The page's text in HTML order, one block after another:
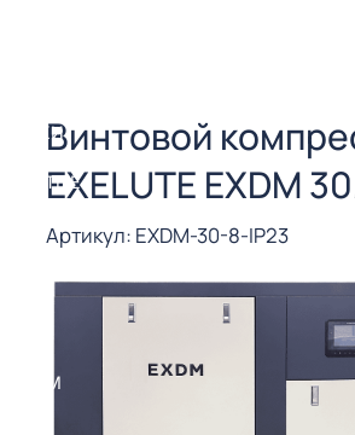
Винтовой
EXELUTE EXDM
Артикул: EXDM-30-8-IP23
РЕЗКИ